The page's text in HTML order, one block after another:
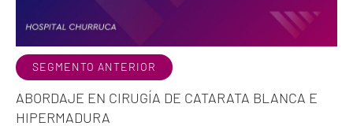
SEGMENTO ANTERIOR
ABORDAJE EN CIRUGÍA DE CATARATA BLANCA E
HIPERMADURA